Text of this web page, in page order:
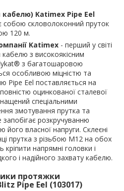
Katimex Pipe Eel
собою скловолоконний пруток
120 м.
Katimex - перший у світі
з високоякісним
з багатошаровою
особливою міцністю та
Pipe Eel поставляється на
оцинкованої сталевої
спеціальними
змотування прутка та
розкручуванню
його власної напруги. Склеєні
прутка з різьбою М12 на обох
напрямні головки і
і надійного захвату кабелю.
протяжки
Pipe Eel (103017)